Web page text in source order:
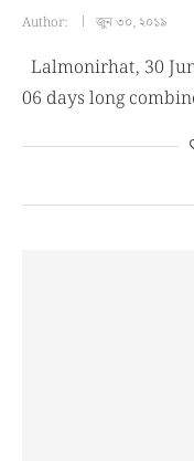
Author: জুন ৩০, ২০১৯
Lalmonirhat, 30
06 days long